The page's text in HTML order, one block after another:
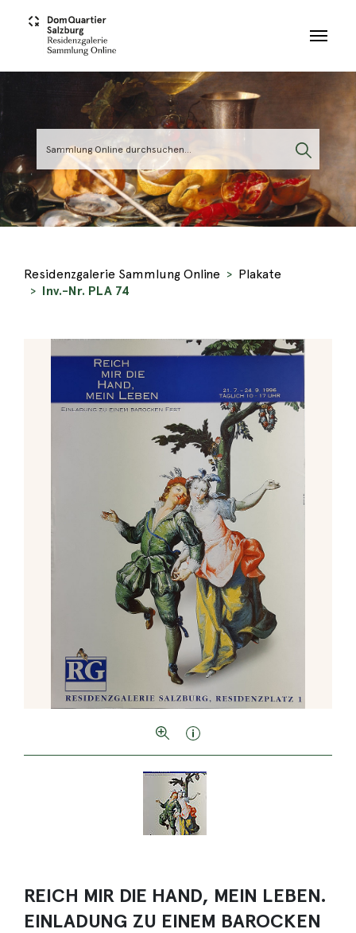
Residenzgalerie Sammlung Online
Plakate
Inv.-Nr. PLA 74
REICH MIR DIE HAND, MEIN LEBEN.
EINLADUNG ZU EINEM BAROCKEN